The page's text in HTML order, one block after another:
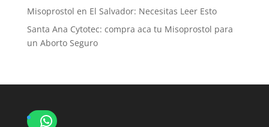
Misoprostol en El Salvador: Necesitas Leer Esto
Santa Ana Cytotec: compra aca tu Misoprostol para
un Aborto Seguro
WhatsApp